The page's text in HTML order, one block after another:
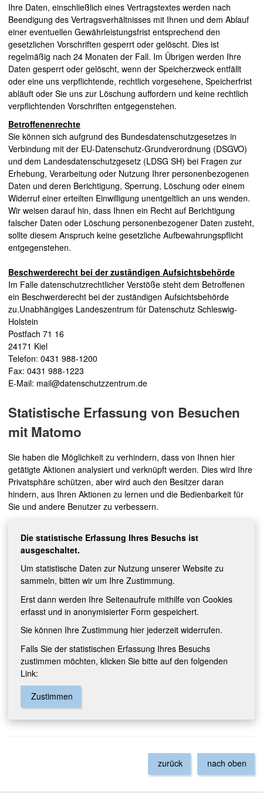
Ihre Daten, einschließlich eines Vertragstextes werden nach
Beendigung des Vertragsverhältnisses mit Ihnen und dem Ablauf
einer eventuellen Gewährleistungsfrist entsprechend den
gesetzlichen Vorschriften gesperrt oder gelöscht. Dies ist
regelmäßig nach 24 Monaten der Fall. Im Übrigen werden Ihre
Daten gesperrt oder gelöscht, wenn der Speicherzweck entfällt
oder eine uns verpflichtende, rechtlich vorgesehene, Speicherfrist
abläuft oder Sie uns zur Löschung auffordern und keine rechtlich
verpflichtenden Vorschriften entgegenstehen.
Betroffenenrechte
Sie können sich aufgrund des Bundesdatenschutzgesetzes in
Verbindung mit der EU-Datenschutz-Grundverordnung (DSGVO)
und dem Landesdatenschutzgesetz (LDSG SH) bei Fragen zur
Erhebung, Verarbeitung oder Nutzung Ihrer personenbezogenen
Daten und deren Berichtigung, Sperrung, Löschung oder einem
Widerruf einer erteilten Einwilligung unentgeltlich an uns wenden.
Wir weisen darauf hin, dass Ihnen ein Recht auf Berichtigung
falscher Daten oder Löschung personenbezogener Daten zusteht,
sollte diesem Anspruch keine gesetzliche Aufbewahrungspflicht
entgegenstehen.
Beschwerderecht bei der zuständigen Aufsichtsbehörde
Im Falle datenschutzrechtlicher Verstöße steht dem Betroffenen
ein Beschwerderecht bei der zuständigen Aufsichtsbehörde
zu.Unabhängiges Landeszentrum für Datenschutz Schleswig-
Holstein
Postfach 71 16
24171 Kiel
Telefon: 0431 988-1200
Fax: 0431 988-1223
E-Mail: mail@datenschutzzentrum.de
Statistische Erfassung von Besuchen
mit Matomo
Sie haben die Möglichkeit zu verhindern, dass von Ihnen hier
getätigte Aktionen analysiert und verknüpft werden. Dies wird Ihre
Privatsphäre schützen, aber wird auch den Besitzer daran
hindern, aus Ihren Aktionen zu lernen und die Bedienbarkeit für
Sie und andere Benutzer zu verbessern.
Die statistische Erfassung Ihres Besuchs ist
ausgeschaltet.
Um statistische Daten zur Nutzung unserer Website zu
sammeln, bitten wir um Ihre Zustimmung.
Erst dann werden Ihre Seitenaufrufe mithilfe von Cookies
erfasst und in anonymisierter Form gespeichert.
Sie können Ihre Zustimmung hier jederzeit widerrufen.
Falls Sie der statistischen Erfassung Ihres Besuchs
zustimmen möchten, klicken Sie bitte auf den folgenden
Link:
Zustimmen
zurück nach oben